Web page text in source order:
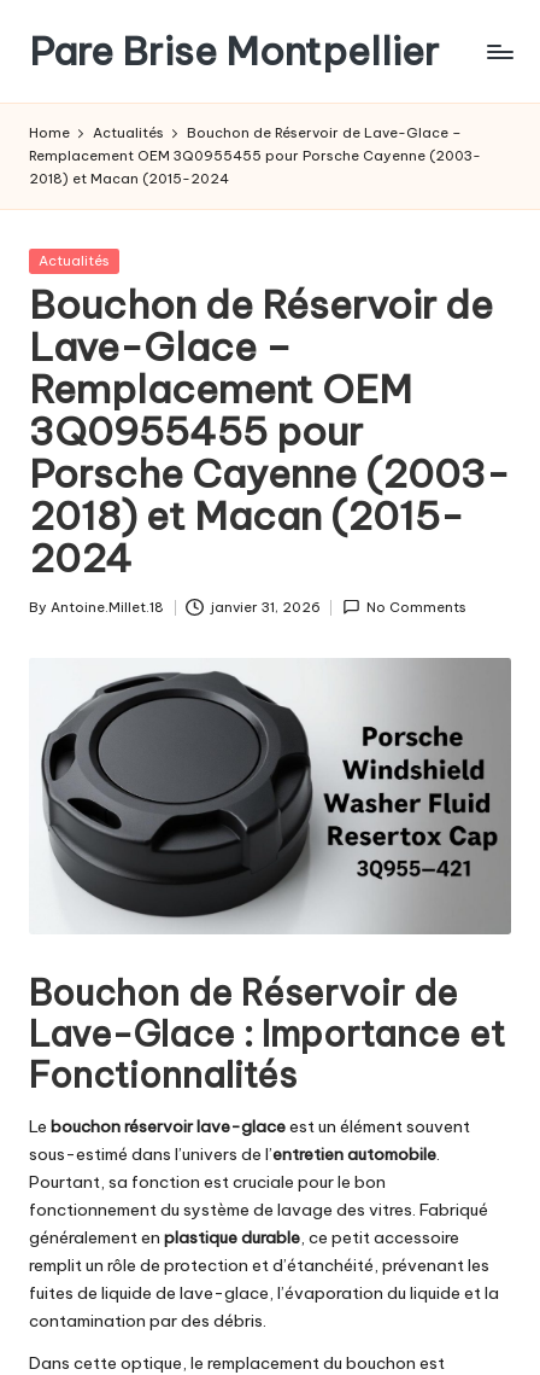
content
Pare Brise Montpellier
Home Actualités
Bouchon de Réservoir de Lave-Glace –
Remplacement OEM 3Q0955455 pour Porsche Cayenne (2003-
2018) et Macan (2015-2024
Posted
Actualités
Bouchon de Réservoir de
Lave-Glace –
Remplacement OEM
3Q0955455 pour
Porsche Cayenne (2003-
2018) et Macan (2015-
2024
Posted
By Antoine.Millet.18 janvier 31, 2026 No Comments
Bouchon de Réservoir de
Lave-Glace : Importance et
Fonctionnalités
Le bouchon réservoir lave-glaceest un élément souvent
sous-estimé dans l’univers de l’entretien automobile.
Pourtant, sa fonction est cruciale pour le bon
fonctionnement du système de lavage des vitres. Fabriqué
généralement en plastique durable, ce petit accessoire
remplit un rôle de protection et d’étanchéité, prévenant les
fuites de liquide de lave-glace, l’évaporation du liquide et la
contamination par des débris.
Dans cette optique, le remplacement du bouchon est